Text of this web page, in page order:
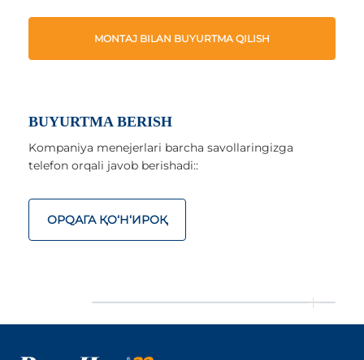
MONTAJ BILAN BUYURTMA QILISH
BUYURTMA BERISH
Kompaniya menejerlari barcha savollaringizga
telefon orqali javob berishadi::
ОРQАГА ҚO‘Н‘ИРОҚ